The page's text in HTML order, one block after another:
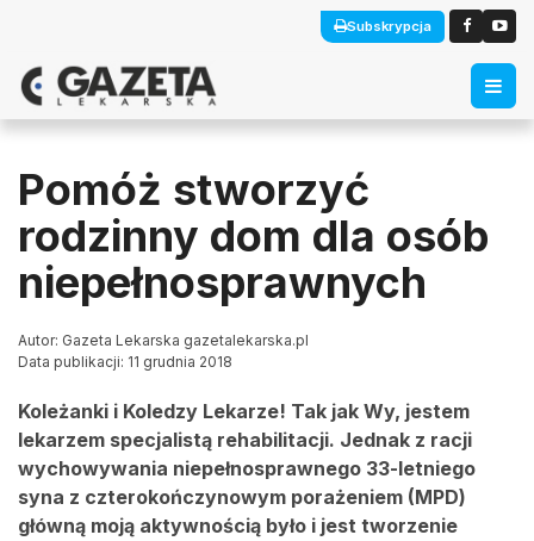
Subskrypcja
Pomóż stworzyć
rodzinny dom dla osób
niepełnosprawnych
Autor: Gazeta Lekarska gazetalekarska.pl
Data publikacji: 11 grudnia 2018
Koleżanki i Koledzy Lekarze! Tak jak Wy, jestem
lekarzem specjalistą rehabilitacji. Jednak z racji
wychowywania niepełnosprawnego 33-letniego
syna z czterokończynowym porażeniem (MPD)
główną moją aktywnością było i jest tworzenie